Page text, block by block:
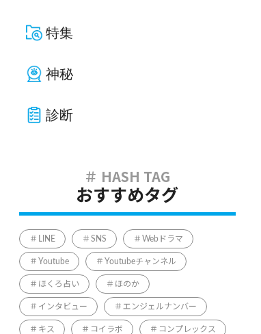
特集
神秘
診断
おすすめタグ
LINE SNS Webドラマ
Youtube Youtubeチャンネル
ほくろ占い ほのか
インタビュー エンジェルナンバー
キス コイラボ コンプレックス